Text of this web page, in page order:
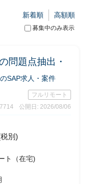
募集中のみ表示
新着順 高額順
問題点抽出・
のSAP求人・案件
フルリモート
公開日: 2026/08/06
別)
ト（在宅)